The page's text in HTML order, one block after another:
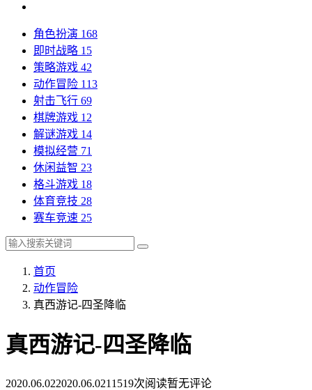
角色扮演 168
即时战略 15
策略游戏 42
动作冒险 113
射击飞行 69
棋牌游戏 12
解谜游戏 14
模拟经营 71
休闲益智 23
格斗游戏 18
体育竞技 28
赛车竞速 25
首页
动作冒险
真西游记-四圣降临
真西游记-四圣降临
2020.06.022020.06.0211519次阅读暂无评论